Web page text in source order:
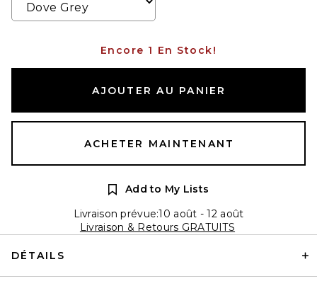
Encore 1 En Stock!
AJOUTER AU PANIER
ACHETER MAINTENANT
Add to My Lists
Livraison prévue:10 août - 12 août
Livraison & Retours GRATUITS
DÉTAILS